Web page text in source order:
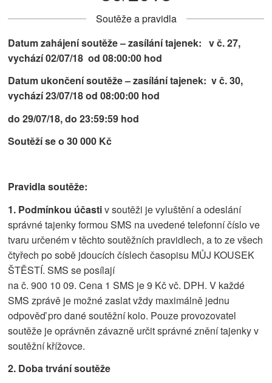
Soutěže a pravidla
Datum zahájení soutěže – zasílání tajenek: v č. 27,
vychází 02/07/18 od 08:00:00 hod
Datum ukončení soutěže – zasílání tajenek: v č. 30,
vychází 23/07/18 od 08:00:00 hod
do 29/07/18, do 23:59:59 hod
Soutěží se o 30 000 Kč
Pravidla soutěže:
1. Podmínkou účastiv soutěži je vyluštění a odeslání
správné tajenky formou SMS na uvedené telefonní číslo ve
tvaru určeném v těchto soutěžních pravidlech, a to ze všech
čtyřech po sobě jdoucích číslech časopisu MŮJ KOUSEK
ŠTĚSTÍ. SMS se posílají
na č. 900 10 09. Cena 1 SMS je 9 Kč vč. DPH. V každé
SMS zprávě je možné zaslat vždy maximálně jednu
odpověď pro dané soutěžní kolo. Pouze provozovatel
soutěže je oprávněn závazně určit správné znění tajenky v
soutěžní křížovce.
2. Doba trvání soutěže